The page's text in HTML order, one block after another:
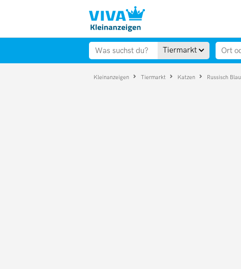
Tiermarkt
Kleinanzeigen Tiermarkt Katzen Russisch Blau